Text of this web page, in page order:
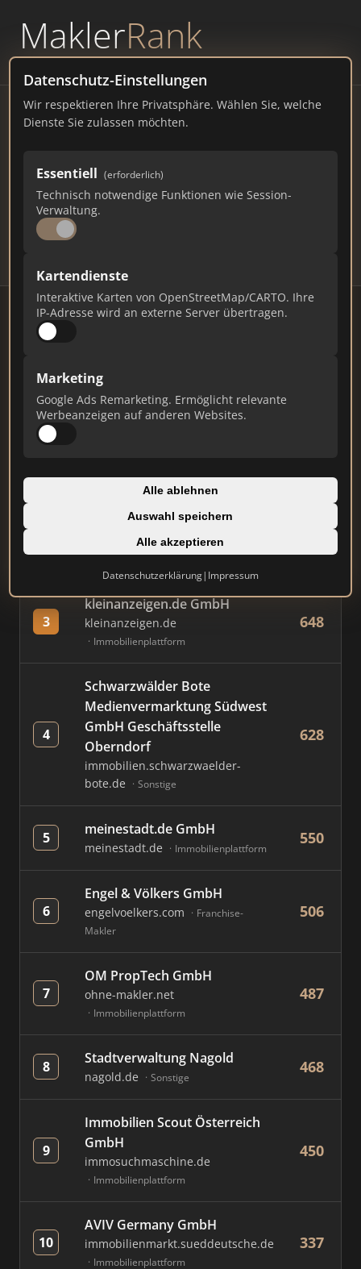
MaklerRank
powered byWAVEPOINT
Datenschutz-Einstellungen
Wir respektieren Ihre Privatsphäre. Wählen Sie, welche
Dienste Sie zulassen möchten.
Essentiell (erforderlich)
Technisch notwendige Funktionen wie Session-
Verwaltung.
Kartendienste
Interaktive Karten von OpenStreetMap/CARTO. Ihre
IP-Adresse wird an externe Server übertragen.
Marketing
Google Ads Remarketing. Ermöglicht relevante
Werbeanzeigen auf anderen Websites.
Alle ablehnen
Auswahl speichern
Alle akzeptieren
Datenschutzerklärung| Impressum
Immobilienmakler Nagold –
Ranking Juli 2026
BADEN-WÜRTTEMBERG 21.241 EINWOHNER
78 644
# MAKLER / FIRMA
1 immobilienscout24.de
Immobilienplattform
830
AVIV Germany GmbH
immowelt.de Immobilienplattform
3
kleinanzeigen.de GmbH
kleinanzeigen.de
Immobilienplattform
648
4
Schwarzwälder Bote
Medienvermarktung Südwest
GmbH Geschäftsstelle
Oberndorf
immobilien.schwarzwaelder-
bote.de
Sonstige
628
5 meinestadt.de GmbH
meinestadt.de Immobilienplattform
550
6
Engel & Völkers GmbH
engelvoelkers.com
Franchise-
Makler
506
7
OM PropTech GmbH
ohne-makler.net
Immobilienplattform
487
8 Stadtverwaltung Nagold
nagold.de Sonstige
468
9
Immobilien Scout Österreich
GmbH
immosuchmaschine.de
Immobilienplattform
450
10
AVIV Germany GmbH
immobilienmarkt.sueddeutsche.de
Immobilienplattform
337